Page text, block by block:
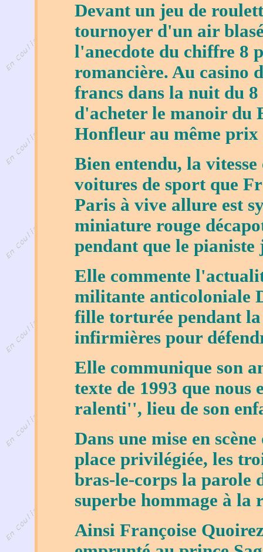
Devant un jeu de
tournoyer d'un air
l'anecdote du chiffre 8
romancière. Au casino
francs dans la nuit du
d'acheter le manoir du
Honfleur au même prix
Bien entendu, la
voitures de sport que
Paris à vive allure est
miniature rouge
pendant que le
Elle commente
militante anticoloniale
fille torturée pendant
infirmières pour
Elle communique son
texte de 1993 que
ralenti'', lieu de son
Dans une mise en
place privilégiée, les
bras-le-corps la parole
superbe hommage à la
Ainsi Françoise